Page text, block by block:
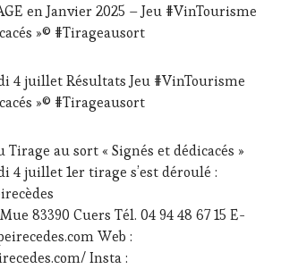
en Janvier 2025 – Jeu #VinTourisme
»© #Tirageausort
4 juillet Résultats Jeu #VinTourisme
»© #Tirageausort
Tirage au sort « Signés et dédicacés »
4 juillet 1er tirage s’est déroulé :
83390 Cuers Tél. 04 94 48 67 15 E-
Web :
Insta :